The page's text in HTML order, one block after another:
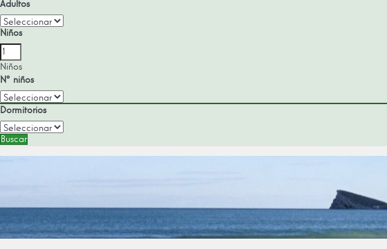
Adultos
Niños
Niños
Nº niños
Dormitorios
Buscar